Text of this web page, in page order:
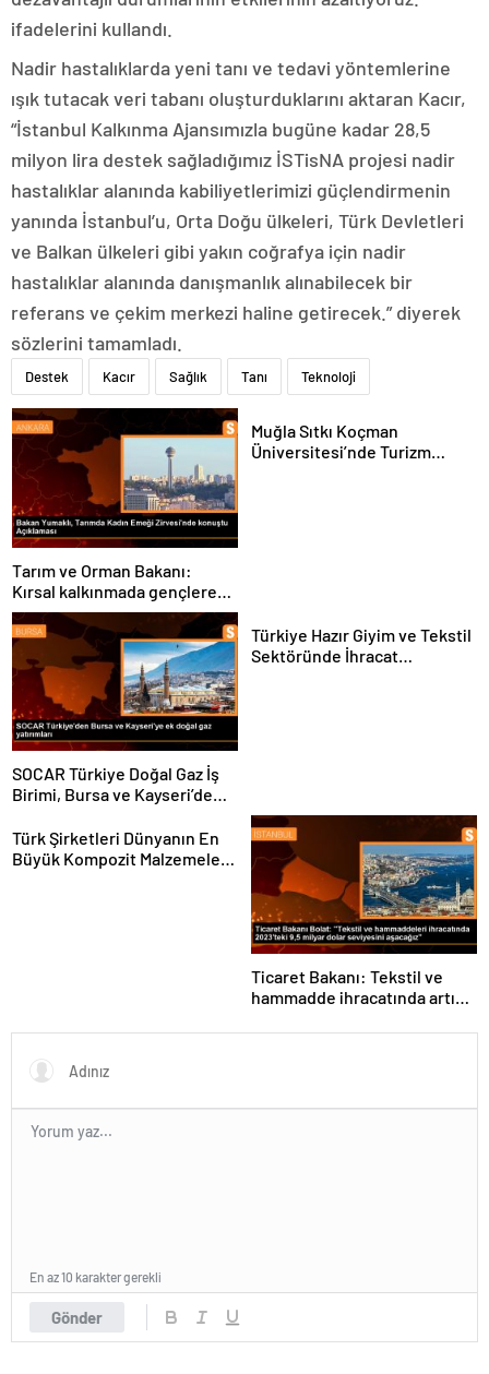
ifadelerini kullandı.
Nadir hastalıklarda yeni tanı ve tedavi yöntemlerine
ışık tutacak veri tabanı oluşturduklarını aktaran Kacır,
“İstanbul Kalkınma Ajansımızla bugüne kadar 28,5
milyon lira destek sağladığımız İSTisNA projesi nadir
hastalıklar alanında kabiliyetlerimizi güçlendirmenin
yanında İstanbul’u, Orta Doğu ülkeleri, Türk Devletleri
ve Balkan ülkeleri gibi yakın coğrafya için nadir
hastalıklar alanında danışmanlık alınabilecek bir
referans ve çekim merkezi haline getirecek.” diyerek
sözlerini tamamladı.
Destek Kacır Sağlık Tanı Teknoloji
Tarım ve Orman Bakanı:
Kırsal kalkınmada gençlere
ve kadınlara pozitif ayrımcılık
yapıyoruz
Muğla Sıtkı Koçman
Üniversitesi’nde Turizm
SOCAR Türkiye Doğal Gaz İş
Birimi, Bursa ve Kayseri’de
Türkiye Hazır Giyim ve Tekstil
Sektöründe İhracat
Türk Şirketleri Dünyanın En
Büyük Kompozit Malzemeler
Ticaret Bakanı: Tekstil ve
hammadde ihracatında artış
Gönder
En az 10 karakter gerekli